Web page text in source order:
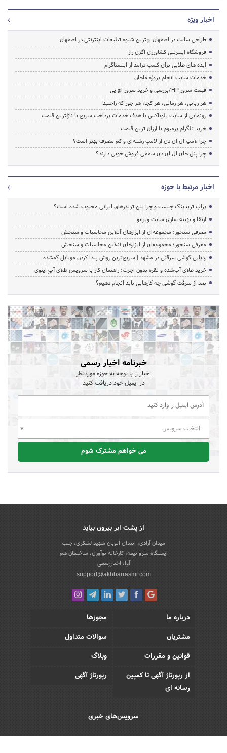
اخبار ویژه
طراحی سایت در اصفهان بهترین شیوه تبلیغات اینترنتی در اصفهان
فروشگاه اینترنتی کشاورزی اگری راز
ایده های طلایی برای کسب درآمد از اینستاگرام
خدمات سایت انجام پروژه ماهان
قیمت سرور HP/بررسی و خرید سرور اچ پی
هر زبانی، هر زمانی، هر کجا، هر جور که راحتید!
رونمایی از سایت بلوباکس با هدف خدمات پرداخت سریع با نازلترین قیمت
خرید تلگرام پرمیوم با ارزان ترین قیمت
چرا لامپ ال ای دی از لامپ رشته‌ای و کم مصرف بهتر است؟
چرا پنل های ال ای دی سقفی فروش خوبی دارند؟
اخبار مرتبط با حوزه
پراپ تریدینگ چیست و چرا بین تریدرهای ایرانی محبوب شده است؟
ارتقا و بهینه سازی سایت وبرانو
معرفی سنجور؛ مجموعه‌ای از ابزارهای آنلاین محاسبات و سنجش
معرفی سنجور؛ مجموعه‌ای از ابزارهای آنلاین محاسبات و سنجش
ردیابی گوشی سرقتی در مشهد | سریع‌ترین روش پیدا کردن موبایل گمشده
خرید طلای آب‌شده و نقره بدون اجرت؛ راهنمای کار با سرویس طلای آپِ اینوی
بعد از سرقت گوشی چه کارهایی باید انجام دهیم؟
خبرنامه اخبار رسمی
اخبار را با توجه به حوزه موردنظر
در ایمیل خود دریافت کنید
انتخاب سرویس
می خواهم مشترک شوم
از پشت ابر بیرون بیاید
میدان آزادی، ابتدای اتوبان شهید لشکری، جنب
ایستگاه مترو بیمه، کارخانه نوآوری، ساختمان هم
آوا، اخباررسمی
support@akhbarrasmi.com
درباره ما
مجوزها
مشتریان
سوالات متداول
قوانین و مقررات
وبلاگ
از رپورتاژ آگهی تا کمپین
رسانه ای
رپورتاژ آگهی
سرویس‌های خبری